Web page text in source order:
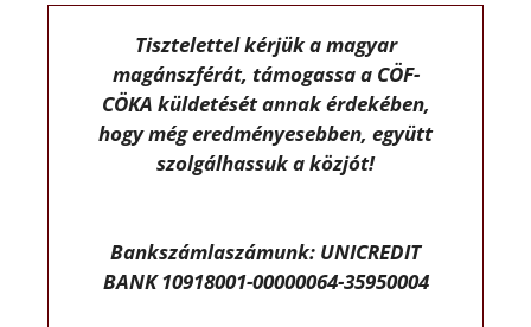
Tisztelettel kérjük a magyar
magánszférát, támogassa a CÖF-
CÖKA küldetését annak érdekében,
hogy még eredményesebben, együtt
szolgálhassuk a közjót!
Bankszámlaszámunk: UNICREDIT
BANK 10918001-00000064-35950004